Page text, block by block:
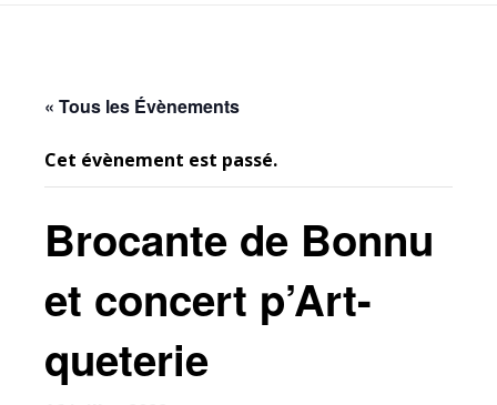
« Tous les Évènements
Cet évènement est passé.
Brocante de Bonnu
et concert p’Art-
queterie